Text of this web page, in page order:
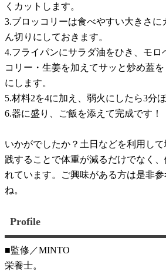
くカットします。
3.ブロッコリーは食べやすい大きさに
ん切りにしておきます。
4.フライパンにサラダ油をひき、モロ
コリー・生姜を加えてサッと炒め蓋
にします。
5.材料2を4に加え、弱火にしたら3分
6.器に盛り、ご飯を添えて完成です！
いかがでしたか？土日などを利用し
践することで体重が減るだけでなく
れています。ご興味がある方は是非
ね。
Profile
■監修／MINTO
栄養士。